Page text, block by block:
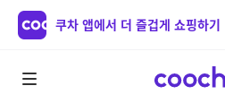
쿠차 앱에서 더 즐겁게 쇼핑하기